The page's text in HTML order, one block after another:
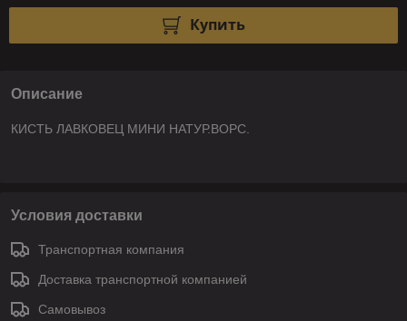
Купить
Описание
КИСТЬ ЛАВКОВЕЦ МИНИ НАТУР.ВОРС.
Условия доставки
Транспортная компания
Доставка транспортной компанией
Самовывоз